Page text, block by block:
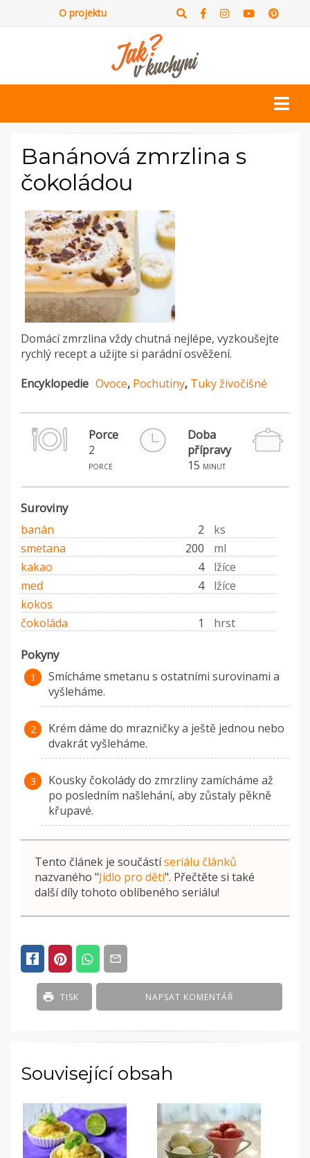
O projektu
Banánová zmrzlina s
čokoládou
Domácí zmrzlina vždy chutná nejlépe, vyzkoušejte
rychlý recept a užijte si parádní osvěžení.
Encyklopedie Ovoce, Pochutiny, Tuky živočišné
Porce
2
porce
Doba
přípravy
15 minut
Suroviny
banán 2
ks
smetana
200
ml
kakao
4
lžíce
med
4
lžíce
kokos
čokoláda
1 hrst
Pokyny
Smícháme smetanu s ostatními surovinami a
vyšleháme.
Krém dáme do mrazničky a ještě jednou nebo
dvakrát vyšleháme.
Kousky čokolády do zmrzliny zamícháme až
po posledním našlehání, aby zůstaly pěkně
křupavé.
Tento článek je součástíseriálu článků
nazvaného "Jídlo pro děti". Přečtěte si také
další díly tohoto oblíbeného seriálu!
NAPSAT KOMENTÁŘ
TISK
Související obsah